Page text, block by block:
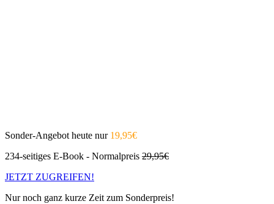
Sonder-Angebot heute nur 19,95€
234-seitiges E-Book - Normalpreis 29,95€
JETZT ZUGREIFEN!
Nur noch ganz kurze Zeit zum Sonderpreis!